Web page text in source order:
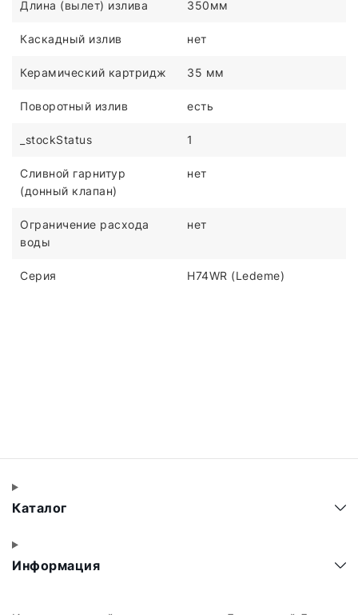
Длина (вылет) излива 350мм
Каскадный излив нет
Керамический картридж 35 мм
Поворотный излив есть
_stockStatus 1
Сливной гарнитур
(донный клапан)
нет
Ограничение расхода
воды
нет
Серия H74WR (Ledeme)
Каталог
Информация